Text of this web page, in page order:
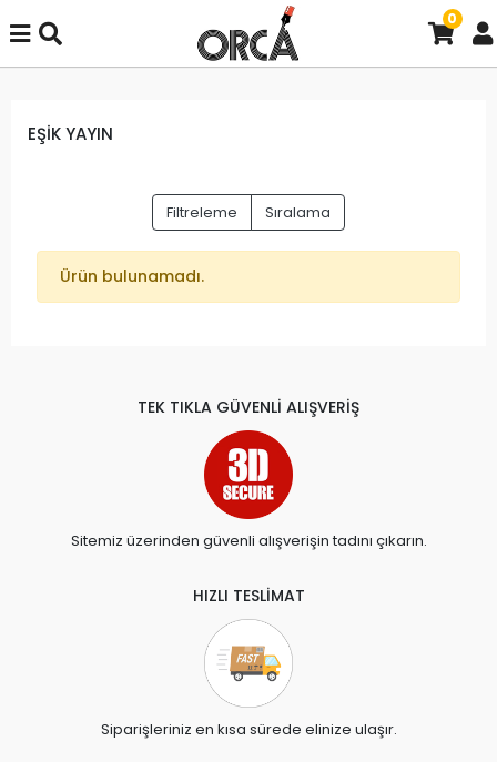
0
EŞİK YAYIN
Filtreleme Sıralama
Ürün bulunamadı.
TEK TIKLA GÜVENLİ ALIŞVERİŞ
Sitemiz üzerinden güvenli alışverişin tadını çıkarın.
HIZLI TESLİMAT
Siparişleriniz en kısa sürede elinize ulaşır.